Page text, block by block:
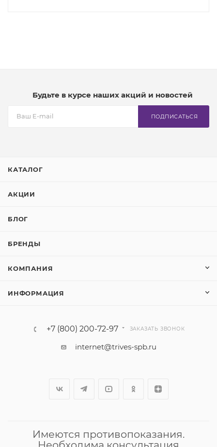
Будьте в курсе наших акций и новостей
ПОДПИСАТЬСЯ
КАТАЛОГ
АКЦИИ
БЛОГ
БРЕНДЫ
КОМПАНИЯ
ИНФОРМАЦИЯ
+7 (800) 200-72-97 ЗАКАЗАТЬ ЗВОНОК
internet@trives-spb.ru
Имеются противопоказания.